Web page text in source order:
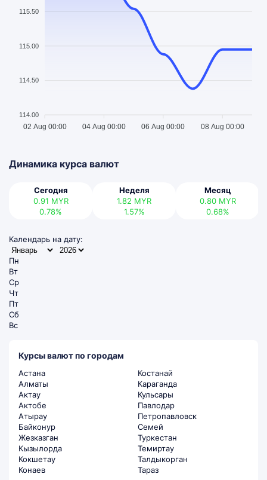
115.50
115.00
114.50
114.00
02 Aug 00:00 04 Aug 00:00 06 Aug 00:00 08 Aug 00:00
Динамика курса валют
Сегодня
0.91 MYR
0.78%
Неделя
1.82 MYR
1.57%
Месяц
0.80 MYR
0.68%
Календарь на дату:
Пн
Вт
Ср
Чт
Пт
Сб
Вс
Курсы валют по городам
Астана
Алматы
Актау
Актобе
Атырау
Байконур
Жезказган
Кызылорда
Кокшетау
Конаев
Костанай
Караганда
Кульсары
Павлодар
Петропавловск
Семей
Туркестан
Темиртау
Талдыкорган
Тараз